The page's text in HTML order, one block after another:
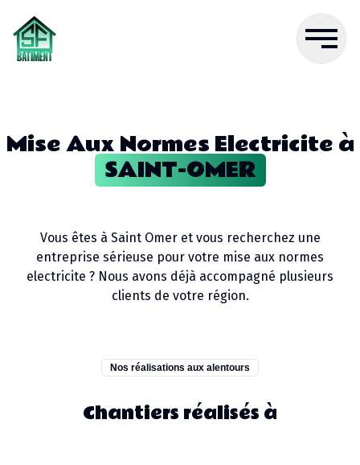
Mise Aux Normes Electriciteà
SAINT-OMER
Vous êtes à Saint Omeret vous recherchez une
entreprise sérieuse pour votre mise aux normes
electricite ? Nous avons déjà accompagné plusieurs
clients de votre région.
Nos réalisations aux alentours
Chantiers réalisés à